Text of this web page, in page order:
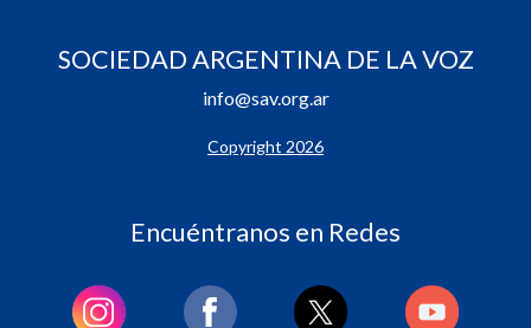
SOCIEDAD ARGENTINA DE LA VOZ
info@sav.org.ar
Copyright 2026
Encuéntranos en Redes